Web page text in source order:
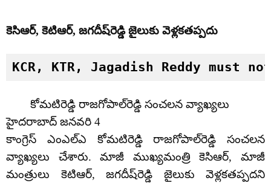
కెసిఆర్, కెటిఆర్‌, జగదీష్‌రెడ్డి జైలుకు వెళ్లకతప్పదు
KCR, KTR, Jagadish Reddy must
కోమటిరెడ్డి రాజగోపాల్‌రెడ్డి సంచలన వ్యాఖ్యలు
హైదరాబాద్ జనవరి 4
కాంగ్రెస్ ఎంఎల్ఎ కోమటిరెడ్డి రాజగోపాల్‌రెడ్డి సంచలన
వ్యాఖ్యలు చేశారు. మాజీ ముఖ్యమంత్రి కెసిఆర్, మాజీ
మంత్రులు కెటిఆర్‌, జగదీష్‌రెడ్డి జైలుకు వెళ్లకతప్పదని